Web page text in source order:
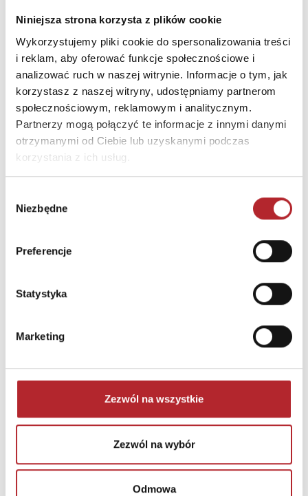
Niniejsza strona korzysta z plików cookie
Wykorzystujemy pliki cookie do spersonalizowania treści
i reklam, aby oferować funkcje społecznościowe i
analizować ruch w naszej witrynie. Informacje o tym, jak
korzystasz z naszej witryny, udostępniamy partnerom
społecznościowym, reklamowym i analitycznym.
Partnerzy mogą połączyć te informacje z innymi danymi
otrzymanymi od Ciebie lub uzyskanymi podczas
korzystania z ich usług.
zgody
Niezbędne
Preferencje
Statystyka
Marketing
Zezwól na wszystkie
Zezwól na wybór
Odmowa
Miasto
Warszawa
E-mail
biuro@adamantan.pl
INNI KLIENCI KUPOWALI
NAJCZĘŚCIEJ KUPOWANE zobacz więcej